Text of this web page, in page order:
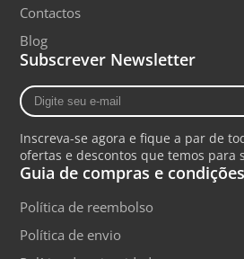
Contactos
Blog
Subscrever Newsletter
Digite
seu
mail
Inscreva-se agora e fique a par de
ofertas e descontos que temos para
Guia de compras e condições
Política de reembolso
Política de envio